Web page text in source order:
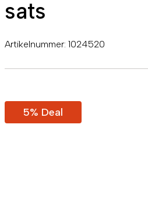
sats
Artikelnummer: 1024520
5% Deal